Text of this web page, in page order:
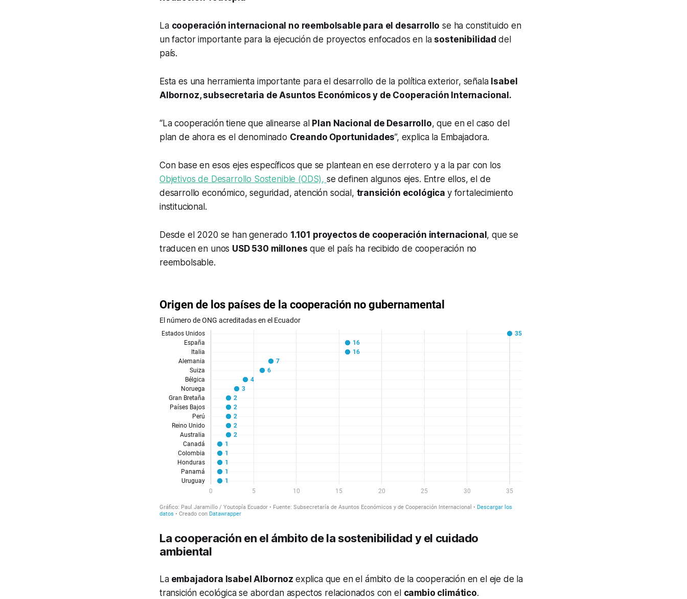
La cooperación internacional no reembolsable para el desarrollo se ha constituido en
un factor importante para la ejecución de proyectos enfocados en la sostenibilidad del
país.
Esta es una herramienta importante para el desarrollo de la política exterior, señala Isabel
Albornoz, subsecretaria de Asuntos Económicos y de Cooperación Internacional.
“La cooperación tiene que alinearse al Plan Nacional de Desarrollo, que en el caso del
plan de ahora es el denominado Creando Oportunidades”, explica la Embajadora.
Con base en esos ejes específicos que se plantean en ese derrotero y a la par con los
Objetivos de Desarrollo Sostenible (ODS), se definen algunos ejes. Entre ellos, el de
desarrollo económico, seguridad, atención social, transición ecológica y fortalecimiento
institucional.
Desde el 2020 se han generado 1.101 proyectos de cooperación internacional , que se
traducen en unos USD 530 millones que el país ha recibido de cooperación no
reembolsable.
La cooperación en el ámbito de la sostenibilidad y el cuidado
ambiental
Laembajadora Isabel Albornoz explica que en el ámbito de la cooperación en el eje de la
transición ecológica se abordan aspectos relacionados con el cambio climático.